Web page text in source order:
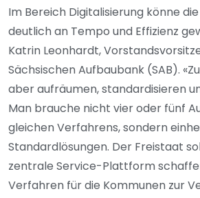
Im Bereich Digitalisierung könne
deutlich an Tempo und Effizienz
Katrin Leonhardt,
Sächsischen Aufbaubank (SAB).
aber aufräumen, standardisieren
Man brauche nicht vier oder fünf
gleichen Verfahrens, sondern
Standardlösungen. Der Freistaat
zentrale Service-Plattform
Verfahren für die Kommunen zur